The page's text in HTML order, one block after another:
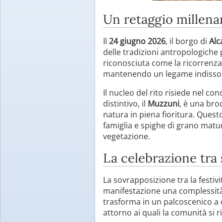
Un retaggio
Il 24 giugno 2026, il borgo di
delle tradizioni antropologiche
riconosciuta come la
mantenendo un legame
Il nucleo del rito risiede nel
distintivo, il Muzzuni, è una
natura in piena fioritura.
famiglia e spighe di grano
vegetazione.
La celebrazione
La sovrapposizione tra la
manifestazione una
trasforma in un palcoscenico
attorno ai quali la comunità si